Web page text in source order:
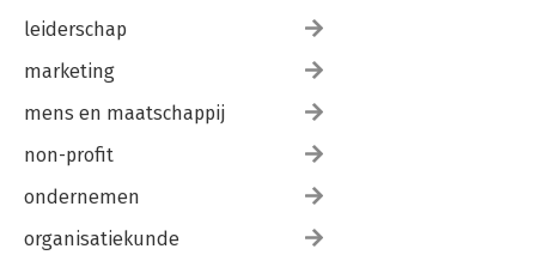
leiderschap
marketing
mens en maatschappij
non-profit
ondernemen
organisatiekunde